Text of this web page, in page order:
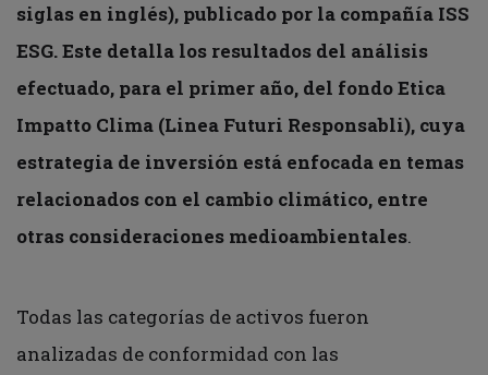
siglas en inglés), publicado por la compañía ISS
ESG. Este detalla los resultados del análisis
efectuado, para el primer año, del fondo Etica
Impatto Clima (Linea Futuri Responsabli), cuya
estrategia de inversión está enfocada en temas
relacionados con el cambio climático, entre
otras consideraciones medioambientales.
Todas las categorías de activos fueron
analizadas de conformidad con las